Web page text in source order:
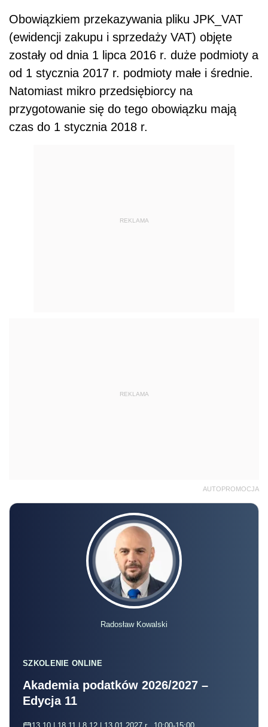
Obowiązkiem przekazywania pliku JPK_VAT
(ewidencji zakupu i sprzedaży VAT) objęte
zostały od dnia 1 lipca 2016 r. duże podmioty a
od 1 stycznia 2017 r. podmioty małe i średnie.
Natomiast mikro przedsiębiorcy na
przygotowanie się do tego obowiązku mają
czas do 1 stycznia 2018 r.
REKLAMA
REKLAMA
AUTOPROMOCJA
Radosław Kowalski
SZKOLENIE ONLINE
Akademia podatków 2026/2027 –
Edycja 11